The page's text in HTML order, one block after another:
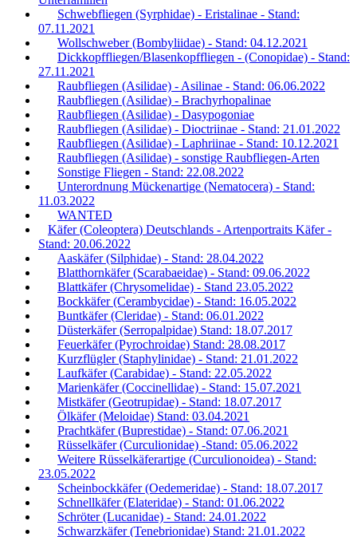
Schwebfliegen (Syrphidae) - Eristalinae - Stand:
07.11.2021
Wollschweber (Bombyliidae) - Stand: 04.12.2021
Dickkopffliegen/Blasenkopffliegen - (Conopidae) - Stand:
27.11.2021
Raubfliegen (Asilidae) - Asilinae - Stand: 06.06.2022
Raubfliegen (Asilidae) - Brachyrhopalinae
Raubfliegen (Asilidae) - Dasypogoniae
Raubfliegen (Asilidae) - Dioctriinae - Stand: 21.01.2022
Raubfliegen (Asilidae) - Laphriinae - Stand: 10.12.2021
Raubfliegen (Asilidae) - sonstige Raubfliegen-Arten
Sonstige Fliegen - Stand: 22.08.2022
Unterordnung Mückenartige (Nematocera) - Stand:
11.03.2022
WANTED
Käfer (Coleoptera) Deutschlands - Artenportraits Käfer -
Stand: 20.06.2022
Aaskäfer (Silphidae) - Stand: 28.04.2022
Blatthornkäfer (Scarabaeidae) - Stand: 09.06.2022
Blattkäfer (Chrysomelidae) - Stand 23.05.2022
Bockkäfer (Cerambycidae) - Stand: 16.05.2022
Buntkäfer (Cleridae) - Stand: 06.01.2022
Düsterkäfer (Serropalpidae) Stand: 18.07.2017
Feuerkäfer (Pyrochroidae) Stand: 28.08.2017
Kurzflügler (Staphylinidae) - Stand: 21.01.2022
Laufkäfer (Carabidae) - Stand: 22.05.2022
Marienkäfer (Coccinellidae) - Stand: 15.07.2021
Mistkäfer (Geotrupidae) - Stand: 18.07.2017
Ölkäfer (Meloidae) Stand: 03.04.2021
Prachtkäfer (Buprestidae) - Stand: 07.06.2021
Rüsselkäfer (Curculionidae) -Stand: 05.06.2022
Weitere Rüsselkäferartige (Curculionoidea) - Stand:
23.05.2022
Scheinbockkäfer (Oedemeridae) - Stand: 18.07.2017
Schnellkäfer (Elateridae) - Stand: 01.06.2022
Schröter (Lucanidae) - Stand: 24.01.2022
Schwarzkäfer (Tenebrionidae) Stand: 21.01.2022